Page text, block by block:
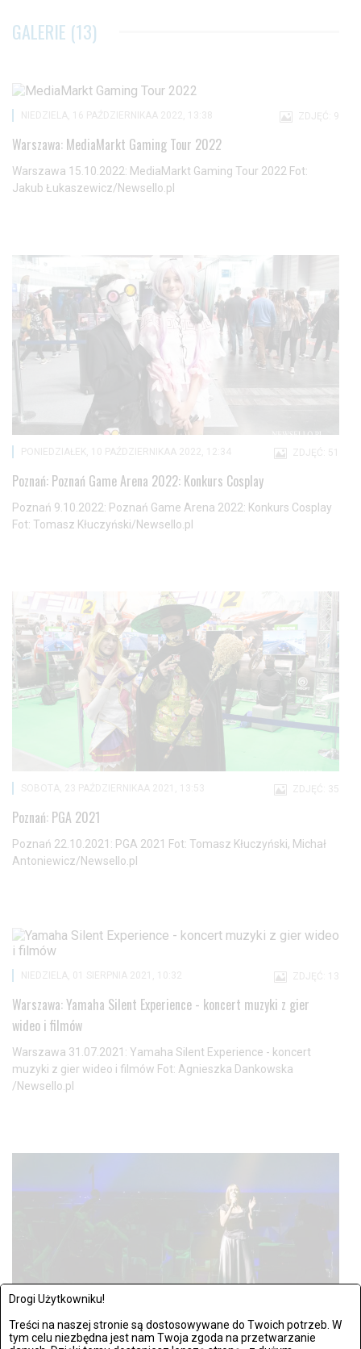
Drogi Użytkowniku!
Treści na naszej stronie są dostosowywane do Twoich potrzeb. W
tym celu niezbędna jest nam Twoja zgoda na przetwarzanie
GALERIE (13)
ZDJĘĆ: 9
NIEDZIELA, 16 PAŹDZIERNIKAA 2022, 13:38
Warszawa: MediaMarkt Gaming Tour 2022
Warszawa 15.10.2022: MediaMarkt Gaming Tour 2022 Fot:
Jakub Łukaszewicz/Newsello.pl
ZDJĘĆ: 51
PONIEDZIAŁEK, 10 PAŹDZIERNIKAA 2022, 12:34
Poznań: Poznań Game Arena 2022: Konkurs Cosplay
Poznań 9.10.2022: Poznań Game Arena 2022: Konkurs Cosplay
Fot: Tomasz Kłuczyński/Newsello.pl
ZDJĘĆ: 35
SOBOTA, 23 PAŹDZIERNIKAA 2021, 13:53
Poznań: PGA 2021
Poznań 22.10.2021: PGA 2021 Fot: Tomasz Kłuczyński, Michał
Antoniewicz/Newsello.pl
ZDJĘĆ: 13
NIEDZIELA, 01 SIERPNIA 2021, 10:32
Warszawa: Yamaha Silent Experience - koncert muzyki z gier
wideo i filmów
Warszawa 31.07.2021: Yamaha Silent Experience - koncert
muzyki z gier wideo i filmów Fot: Agnieszka Dankowska
/Newsello.pl